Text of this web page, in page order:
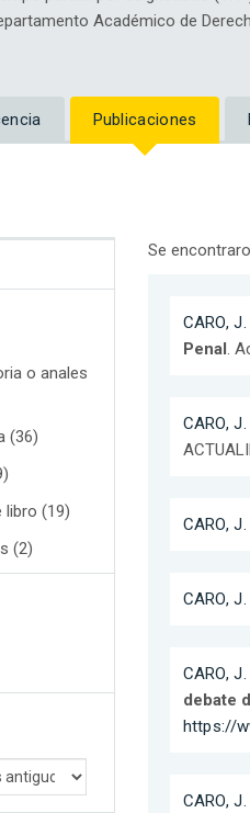
Académico de
Publicaciones
o anales
(36)
libro (19)
(2)
Se
CARO,
Penal .
CARO,
CARO,
CARO,
CARO,
debate
https://
CARO,